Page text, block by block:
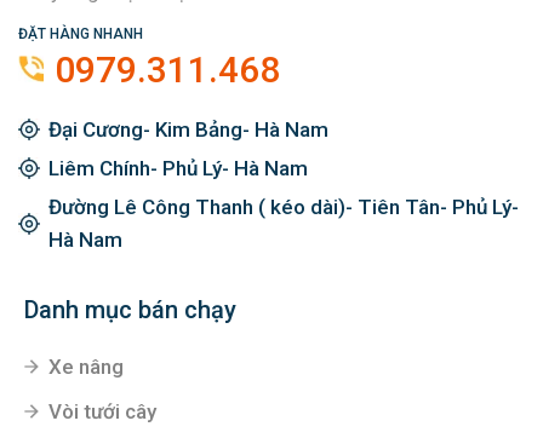
ĐẶT HÀNG NHANH
0979.311.468
Đại Cương- Kim Bảng- Hà Nam
Liêm Chính- Phủ Lý- Hà Nam
Đường Lê Công Thanh ( kéo dài)- Tiên Tân- Phủ Lý-
Hà Nam
Danh mục bán chạy
Xe nâng
Vòi tưới cây